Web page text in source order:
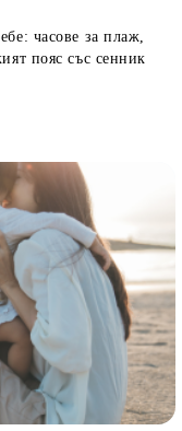
часове за плаж,
пояс със сенник